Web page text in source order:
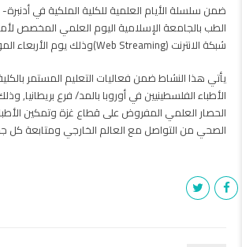
ضمن سلسلة الأيام العلمية للكلية الملكية في أدنبرة-
الطب بالجامعة الإسلامية اليوم العلمي المخصص
شبكة الانترنت ‪(Web Streaming)‬وذلك يوم الأربعاء الموافق 06/03/2019.
يأتي هذا النشاط ضمن فعاليات التعليم المستمر
الأطباء الفلسطينيين في أوروبا بالمد/ فرع بريطانيا,
الحصار العلمي المفروض على قطاع غزة وتمكين
الصحي من التواصل مع العالم الخارجي ومتابعة كل